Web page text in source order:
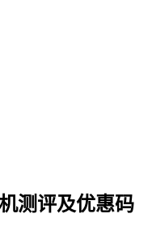
测评及优惠码